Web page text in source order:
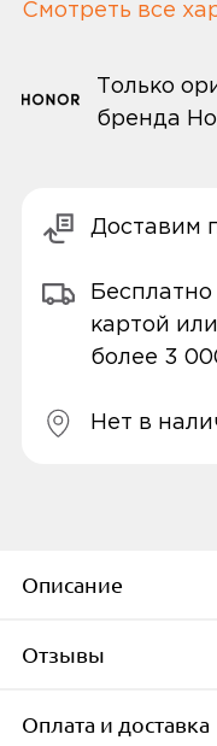
Смотреть все
Только
бренда
Доставим
Бесплатно
картой
более 3
Нет в
Описание
насыщенный
Отзывы
Оплата и доставка